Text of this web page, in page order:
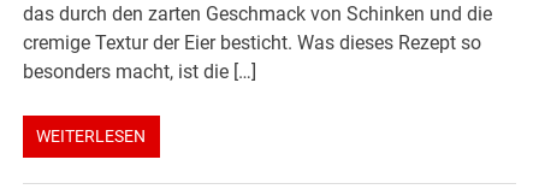
das durch den zarten Geschmack von Schinken und die
cremige Textur der Eier besticht. Was dieses Rezept so
besonders macht, ist die […]
WEITERLESEN